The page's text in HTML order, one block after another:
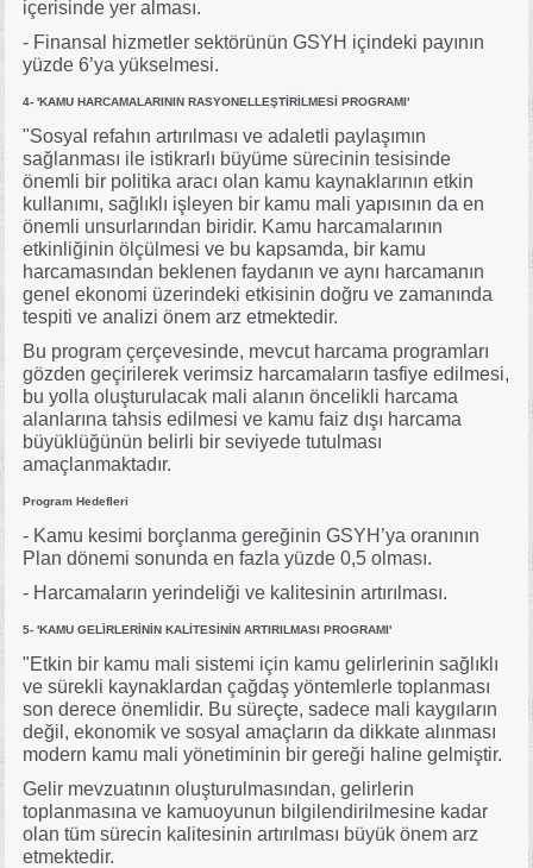
içerisinde yer alması.
- Finansal hizmetler sektörünün GSYH içindeki payının
yüzde 6’ya yükselmesi.
4- 'KAMU HARCAMALARININ RASYONELLEŞTİRİLMESİ PROGRAMI'
"Sosyal refahın artırılması ve adaletli paylaşımın
sağlanması ile istikrarlı büyüme sürecinin tesisinde
önemli bir politika aracı olan kamu kaynaklarının etkin
kullanımı, sağlıklı işleyen bir kamu mali yapısının da en
önemli unsurlarından biridir. Kamu harcamalarının
etkinliğinin ölçülmesi ve bu kapsamda, bir kamu
harcamasından beklenen faydanın ve aynı harcamanın
genel ekonomi üzerindeki etkisinin doğru ve zamanında
tespiti ve analizi önem arz etmektedir.
Bu program çerçevesinde, mevcut harcama programları
gözden geçirilerek verimsiz harcamaların tasfiye edilmesi,
bu yolla oluşturulacak mali alanın öncelikli harcama
alanlarına tahsis edilmesi ve kamu faiz dışı harcama
büyüklüğünün belirli bir seviyede tutulması
amaçlanmaktadır.
Program Hedefleri
- Kamu kesimi borçlanma gereğinin GSYH’ya oranının
Plan dönemi sonunda en fazla yüzde 0,5 olması.
- Harcamaların yerindeliği ve kalitesinin artırılması.
5- 'KAMU GELİRLERİNİN KALİTESİNİN ARTIRILMASI PROGRAMI'
"Etkin bir kamu mali sistemi için kamu gelirlerinin sağlıklı
ve sürekli kaynaklardan çağdaş yöntemlerle toplanması
son derece önemlidir. Bu süreçte, sadece mali kaygıların
değil, ekonomik ve sosyal amaçların da dikkate alınması
modern kamu mali yönetiminin bir gereği haline gelmiştir.
Gelir mevzuatının oluşturulmasından, gelirlerin
toplanmasına ve kamuoyunun bilgilendirilmesine kadar
olan tüm sürecin kalitesinin artırılması büyük önem arz
etmektedir.